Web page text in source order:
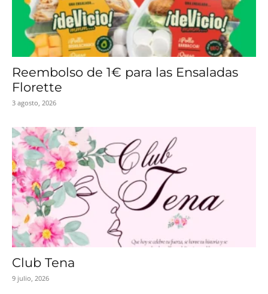
Reembolso de 1€ para las Ensaladas
Florette
3 agosto, 2026
Club Tena
9 julio, 2026